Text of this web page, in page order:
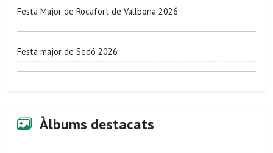
Festa Major de Rocafort de Vallbona 2026
Festa major de Sedó 2026
Àlbums destacats